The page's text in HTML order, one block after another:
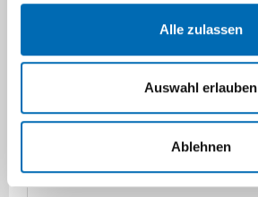
Alle zulassen
Auswahl erlauben
Ablehnen
Am Alten Güterbahnhof 19
http://www.nhl-hilfe.eu
nhl-hilfe@web.de